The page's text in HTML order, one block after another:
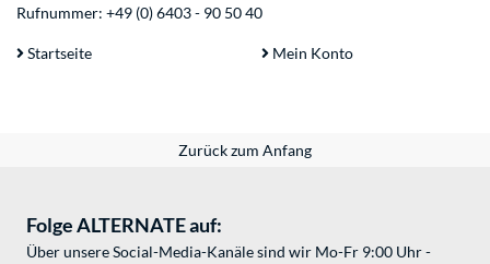
Rufnummer: +49 (0) 6403 - 90 50 40
Startseite Mein Konto
Zurück zum Anfang
Folge ALTERNATE auf:
Über unsere Social-Media-Kanäle sind wir Mo-Fr 9:00 Uhr -